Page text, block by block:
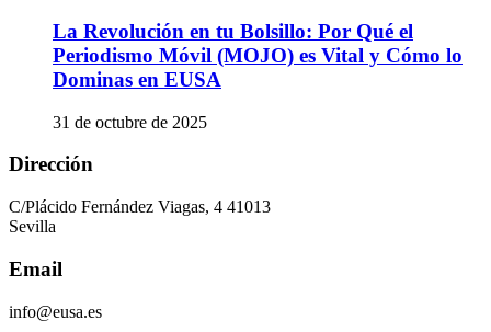
La Revolución en tu Bolsillo: Por Qué el
Periodismo Móvil (MOJO) es Vital y Cómo lo
Dominas en EUSA
31 de octubre de 2025
Dirección
C/Plácido Fernández Viagas, 4 41013
Sevilla
Email
info@eusa.es